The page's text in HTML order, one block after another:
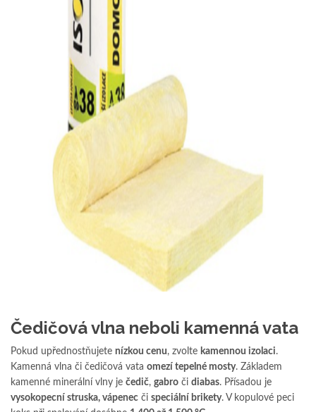
Čedičová vlna neboli kamenná vata
Pokud upřednostňujete nízkou cenu, zvolte kamennou izolaci.
Kamenná vlna či čedičová vata omezí tepelné mosty. Základem
kamenné minerální vlny je čedič, gabro či diabas. Přísadou je
vysokopecní struska, vápenec či speciální brikety. V kopulové peci